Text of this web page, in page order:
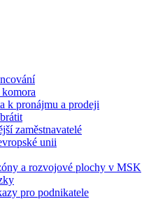
komora
k pronájmu a prodeji
zaměstnavatelé
unii
a rozvojové plochy v MSK
pro podnikatele